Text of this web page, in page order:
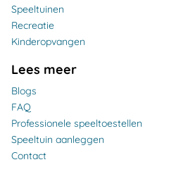
Speeltuinen
Recreatie
Kinderopvangen
Lees meer
Blogs
FAQ
Professionele speeltoestellen
Speeltuin aanleggen
Contact